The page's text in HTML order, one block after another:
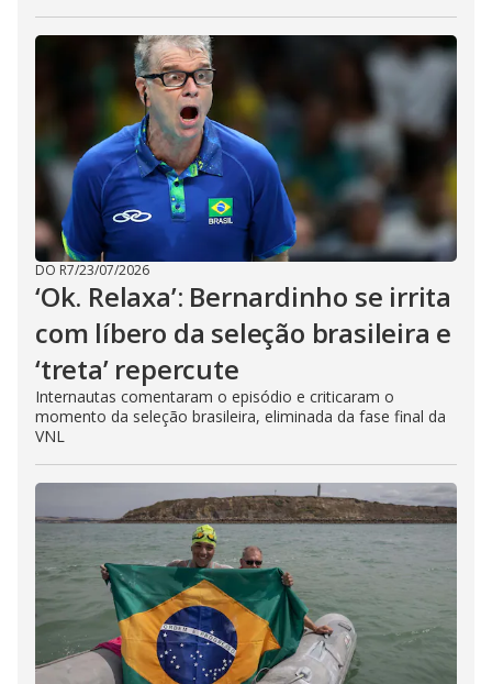
DO R7/23/07/2026
‘Ok. Relaxa’: Bernardinho se irrita
com líbero da seleção brasileira e
‘treta’ repercute
Internautas comentaram o episódio e criticaram o
momento da seleção brasileira, eliminada da fase final da
VNL